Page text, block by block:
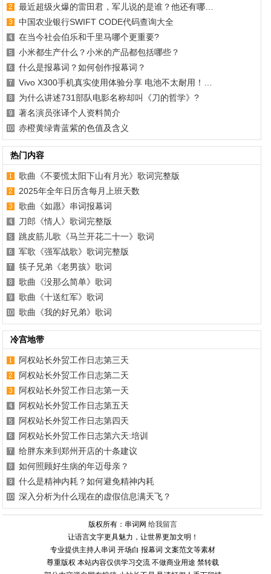
最近超级火爆的雷田君，军儿说的是谁？他还有哪…
中国农业银行SWIFT CODE代码查询大全
在当今社会伯乐和千里马哪个更重要?
小米都生产什么？小米的产品都包括哪些？
什么是报幕词？如何创作报幕词？
Vivo X300手机真实使用体验分享 电池不太耐用！…
为什么讲述731部队电影名称却叫《刀的哲学》?
著名演员张译个人资料简介
赤橙黄绿青蓝紫的色值及含义
热门内容
歌曲《不要慌太阳下山有月光》歌词完整版
2025年全年日历含每月上班天数
歌曲《如愿》串词报幕词
刀郎《情人》歌词完整版
跳皮筋儿歌《马兰开花二十一》歌词
军歌《强军战歌》歌词完整版
筷子兄弟《老男孩》歌词
歌曲《没那么简单》歌词
歌曲《十送红军》歌词
歌曲《我的好兄弟》歌词
冷宫地带
阿权站长外贸工作日志第三天
阿权站长外贸工作日志第二天
阿权站长外贸工作日志第一天
阿权站长外贸工作日志第五天
阿权站长外贸工作日志第四天
阿权站长外贸工作日志第六天:培训
给胖东来到郑州开店的十条建议
如何照顾好生病的年迈母亲？
什么是精神内耗？如何避免精神内耗
深入分析为什么现在的虚假信息满天飞？
版权所有：串词网给我留言
让语言文字更具魅力，让世界更加文明！
专业提供主持人串词 开场白 报幕词 文案范文等素材
尊重版权 本站内容仅供学习交流 不做商业用途 禁转载